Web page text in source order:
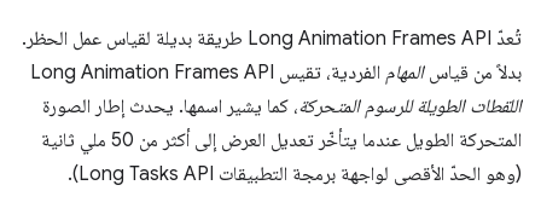
تُعدّ Long Animation Frames API طريقة بديلة لقياس عمل الحظر.
بدلاً من قياسالمهام الفردية، تقيس Long Animation Frames API
اللقطات الطويلة للرسوم المتحركة، كما يشير اسمها. يحدث إطار الصورة
المتحركة الطويل عندما يتأخّر تعديل العرض إلى أكثر من 50 ملي ثانية
(وهو الحدّ الأقصى لواجهة برمجة التطبيقات Long Tasks API).